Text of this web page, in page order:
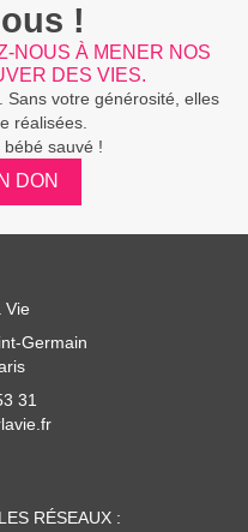
!
NOUS À MENER NOS
DES VIES.
Sans votre générosité, elles
réalisées.
sauvé !
DON
Vie
Germain
31
RÉSEAUX :